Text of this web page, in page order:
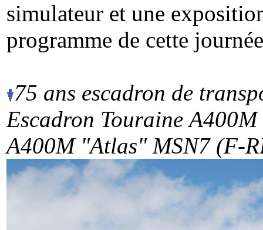
simulateur et une
programme de cette
75 ans escadron de
Escadron Touraine A400M
A400M "Atlas" MSN7 (F-